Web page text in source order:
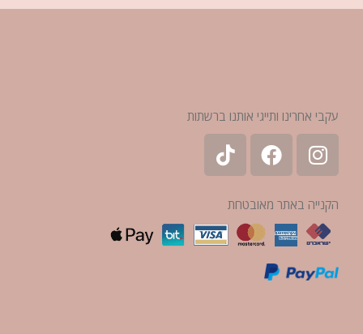
עקבי אחרינו ותייגי אותנו ברשתות
הקנייה באתר מאובטחת